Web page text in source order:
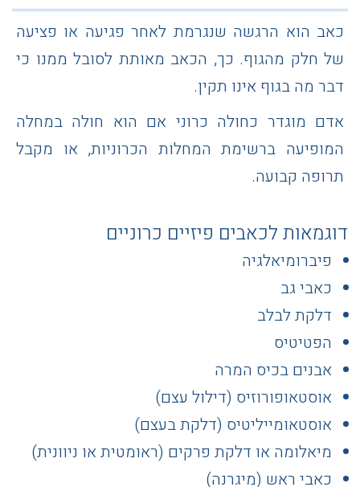
כאב הוא הרגשה שנגרמת לאחר פגיעה או פציעה
של חלק מהגוף. כך, הכאב מאותת לסובל ממנו כי
דבר מה בגוף אינו תקין.
אדם מוגדר כחולה כרוני אם הוא חולה במחלה
המופיעה ברשימת המחלות הכרוניות, או מקבל
תרופה קבועה.
דוגמאות לכאבים פיזיים כרוניים
פיברומיאלגיה
כאבי גב
דלקת לבלב
הפטיטיס
אבנים בכיס המרה
אוסטאופורוזיס (דילול עצם)
אוסטאומייליטיס (דלקת בעצם)
מיאלומה או דלקת פרקים (ראומטית או ניוונית)
כאבי ראש (מיגרנה)